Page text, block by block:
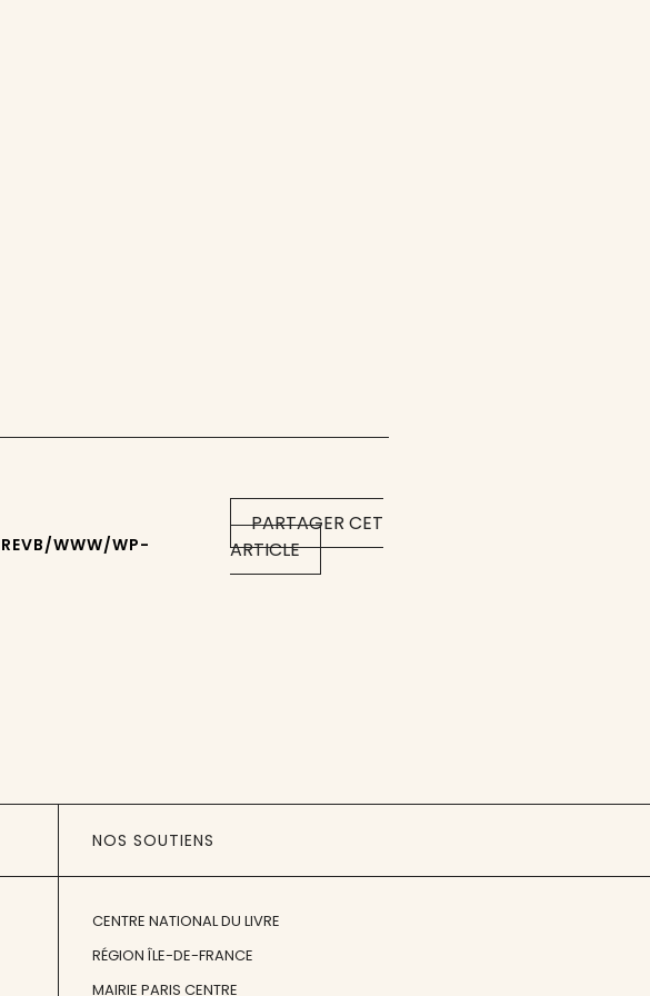
PARTAGER CET
ARTICLE
WWW/WP-
NOS SOUTIENS
CENTRE NATIONAL DU LIVRE
RÉGION ÎLE-DE-FRANCE
MAIRIE PARIS CENTRE